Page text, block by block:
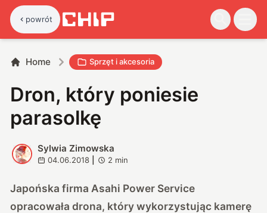
powrót
Home Sprzęt i akcesoria
Dron, który poniesie
parasolkę
S
Sylwia Zimowska
04.06.2018 2 min
Japońska firma Asahi Power Service
opracowała drona, który wykorzystując kamerę